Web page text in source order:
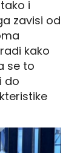
i
zavisi od
kako
se to
do